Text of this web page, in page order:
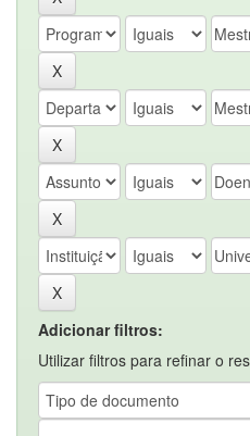
Adicionar filtros:
Utilizar filtros para refinar o